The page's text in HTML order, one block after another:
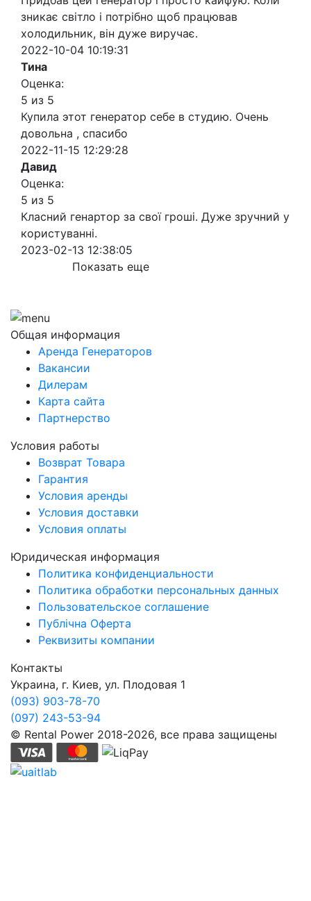
зникає світло і потрібно щоб працював
холодильник, він дуже виручає.
2022-10-04 10:19:31
Тина
Оценка:
5 из 5
Купила этот генератор себе в студию. Очень
довольна , спасибо
2022-11-15 12:29:28
Давид
Оценка:
5 из 5
Класний генартор за свої гроші. Дуже зручний у
користуванні.
2023-02-13 12:38:05
Показать еще
Общая информация
Аренда Генераторов
Вакансии
Дилерам
Карта сайта
Партнерство
Условия работы
Возврат Товара
Гарантия
Условия аренды
Условия доставки
Условия оплаты
Юридическая информация
Политика конфиденциальности
Политика обработки персональных данных
Пользовательское соглашение
Публічна Оферта
Реквизиты компании
Контакты
Украина, г. Киев, ул. Плодовая 1
(093) 903-78-70
(097) 243-53-94
© Rental Power 2018-2026, все права защищены